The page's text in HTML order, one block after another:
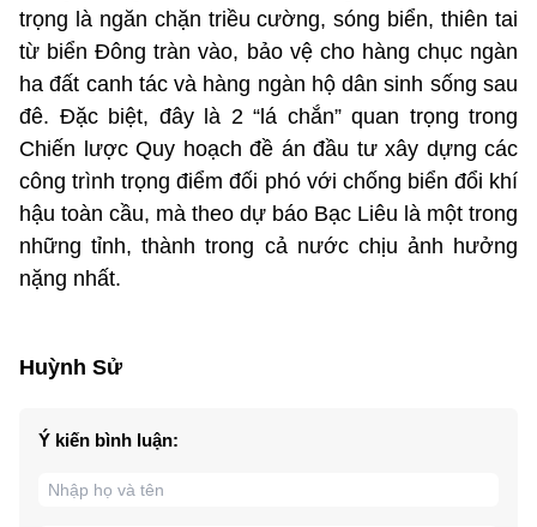
trọng là ngăn chặn triều cường, sóng biển, thiên tai
từ biển Đông tràn vào, bảo vệ cho hàng chục ngàn
ha đất canh tác và hàng ngàn hộ dân sinh sống sau
đê. Đặc biệt, đây là 2 “lá chắn” quan trọng trong
Chiến lược Quy hoạch đề án đầu tư xây dựng các
công trình trọng điểm đối phó với chống biển đổi khí
hậu toàn cầu, mà theo dự báo Bạc Liêu là một trong
những tỉnh, thành trong cả nước chịu ảnh hưởng
nặng nhất.
Huỳnh Sử
Ý kiến bình luận: